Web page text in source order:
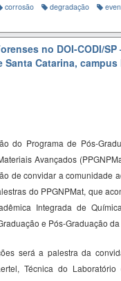
corrosão degradação
no DOI-CODI/SP
Catarina,
do Programa de Pós-
Avançados
de convidar a comunidade
do PPGNPMat, que
Integrada de
e Pós-Graduação
será a palestra da
, Técnica do